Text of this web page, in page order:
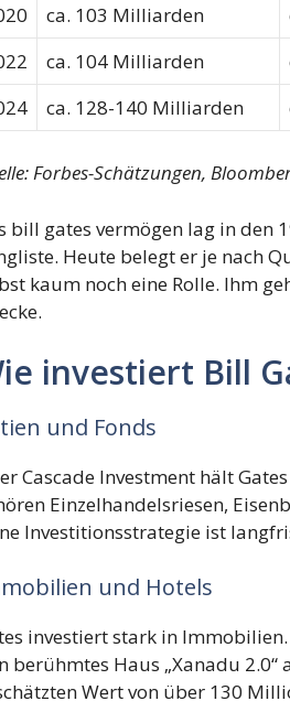
ca. 103 Milliarden
ca. 104 Milliarden
ca. 128-140 Milliarden
Forbes-Schätzungen,
bill gates vermögen lag in den
Heute belegt er je nach
kaum noch eine Rolle. Ihm
investiert Bill
und Fonds
Cascade Investment hält
Einzelhandelsriesen,
Investitionsstrategie ist
und Hotels
investiert stark in
berühmtes Haus „Xanadu 2.0“
Wert von über 130